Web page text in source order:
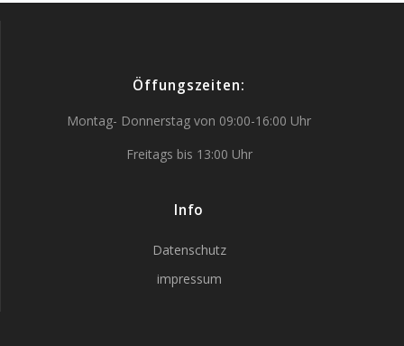
Öffungszeiten:
Montag- Donnerstag von 09:00-16:00 Uhr
Freitags bis 13:00 Uhr
Info
Datenschutz
impressum